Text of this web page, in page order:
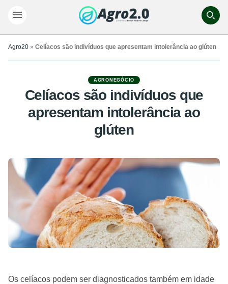
Agro20 » Celíacos são indivíduos que apresentam intolerância ao glúten
AGRONEGÓCIO
Celíacos são indivíduos que
apresentam intolerância ao
glúten
Os celíacos podem ser diagnosticados também em idade